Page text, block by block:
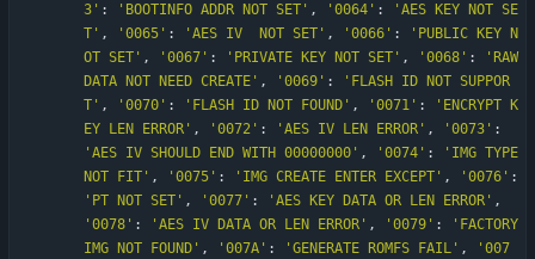
3 ' : ' BOOTINFO ADDR NOT SET ' , ' 0064 ' : ' AES KEY NOT SE
T ' , ' 0065 ' : ' AES IV  NOT SET ' , ' 0066 ' : ' PUBLIC KEY N
OT SET ' , ' 0067 ' : ' PRIVATE KEY NOT SET ' , ' 0068 ' : ' RAW
DATA NOT NEED CREATE ' , ' 0069 ' : ' FLASH ID NOT SUPPOR
T ' , ' 0070 ' : ' FLASH ID NOT FOUND ' , ' 0071 ' : ' ENCRYPT K
EY LEN ERROR ' , ' 0072 ' : ' AES IV LEN ERROR ' , ' 0073 ' :
' AES IV SHOULD END WITH 00000000 ' , ' 0074 ' : ' IMG TYPE
NOT FIT ' , ' 0075 ' : ' IMG CREATE ENTER EXCEPT ' , ' 0076 ' :
' PT NOT SET ' , ' 0077 ' : ' AES KEY DATA OR LEN ERROR ' ,
' 0078 ' : ' AES IV DATA OR LEN ERROR ' , ' 0079 ' : ' FACTORY
IMG NOT FOUND ' , ' 007A ' : ' GENERATE ROMFS FAIL ' , ' 007